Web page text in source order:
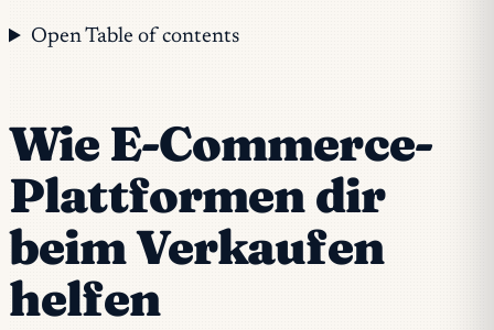
Open Table of contents
Wie E-Commerce-
Plattformen dir
beim Verkaufen
helfen